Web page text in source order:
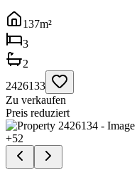
137m²
3
2
2426133
Zu verkaufen
Preis reduziert
+52